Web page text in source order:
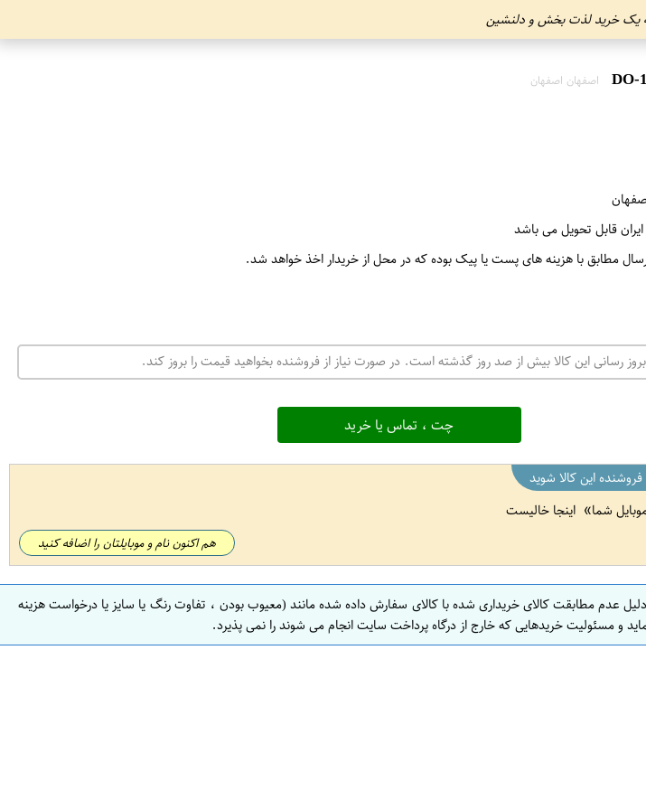
یک خرید لذت بخش و دلنشین
اصفهان اصفهان
قابل تحویل می باشد
مطابق با هزینه های پست یا پیک بوده که در محل از خریدار اخذ خواهد شد.
بروز رسانی این کالا بیش از صد روز گذشته است. در صورت نیاز از فروشنده بخواهید قیمت را بروز کند.
چت ، تماس یا خرید
این کالا شوید
شما اینجا خالیست
هم اکنون نام و موبایلتان را اضافه کنید
عدم مطابقت کالای خریداری شده با کالای سفارش داده شده مانند (معیوب بودن ، تفاوت رنگ یا سایز یا درخواست هزینه
و مسئولیت خریدهایی که خارج از درگاه پرداخت سایت انجام می شوند را نمی پذیرد.